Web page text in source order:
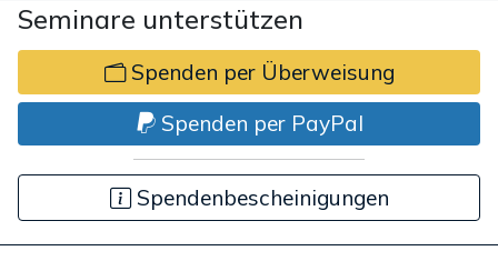
Seminare unterstützen
Spenden per Überweisung
Spenden per PayPal
Spendenbescheinigungen